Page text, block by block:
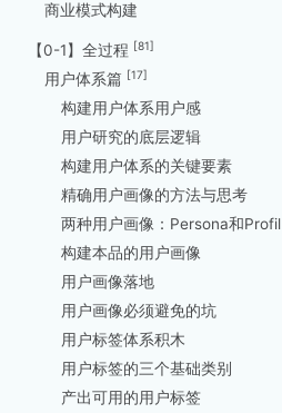
商业模式构建
【0-1】全过程 [81]
用户体系篇 [17]
构建用户体系用户感
用户研究的底层逻辑
构建用户体系的关键要素
精确用户画像的方法与思考
两种用户画像：Persona和Profil
构建本品的用户画像
用户画像落地
用户画像必须避免的坑
用户标签体系积木
用户标签的三个基础类别
产出可用的用户标签